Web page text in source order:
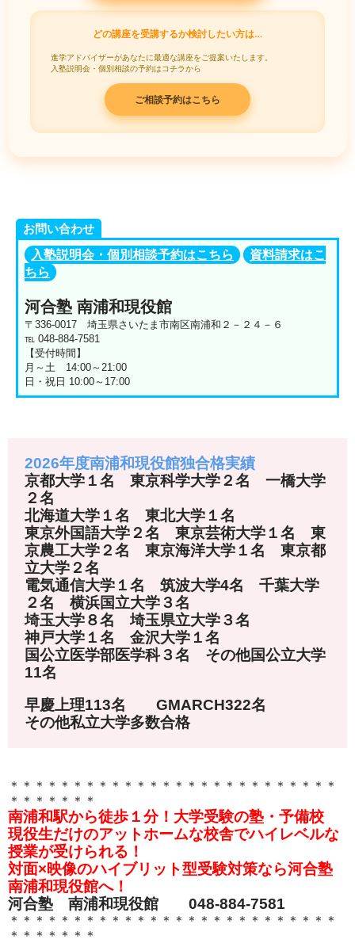
どの講座を受講するか検討したい方は…
進学アドバイザーがあなたに最適な講座をご提案いたします。
入塾説明会・個別相談の予約はコチラから
ご相談予約はこちら
お問い合わせ
入塾説明会・個別相談予約はこちら
資料請求はこ
ちら
河合塾 南浦和現役館
〒336-0017 埼玉県さいたま市南区南浦和２－２４－６
℡ 048-884-7581
【受付時間】
月～土 14:00～21:00
日・祝日 10:00～17:00
2026年度南浦和現役館独合格実績
京都大学１名 東京科学大学２名 一橋大学
２名
北海道大学１名 東北大学１名
東京外国語大学２名 東京芸術大学１名 東
京農工大学２名 東京海洋大学１名 東京都
立大学２名
電気通信大学１名 筑波大学4名 千葉大学
２名 横浜国立大学３名
埼玉大学８名 埼玉県立大学３名
神戸大学１名 金沢大学１名
国公立医学部医学科３名 その他国公立大学
11名
早慶上理113名 GMARCH322名
その他私立大学多数合格
＊＊＊＊＊＊＊＊＊＊＊＊＊＊＊＊＊＊＊＊＊＊＊＊＊＊
＊＊＊＊＊＊＊
南浦和駅から徒歩１分！大学受験の塾・予備校
現役生だけのアットホームな校舎でハイレベルな
授業が受けられる！
対面×映像のハイブリット型受験対策なら河合塾
南浦和現役館へ！
河合塾 南浦和現役館 048-884-7581
＊＊＊＊＊＊＊＊＊＊＊＊＊＊＊＊＊＊＊＊＊＊＊＊＊＊
＊＊＊＊＊＊＊